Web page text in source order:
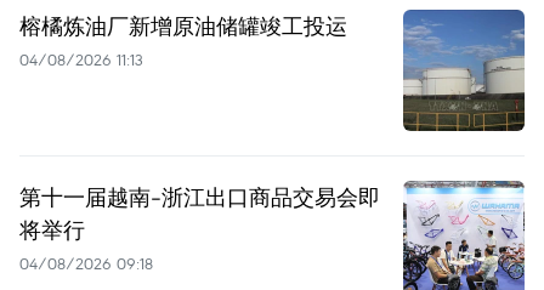
榕橘炼油厂新增原油储罐竣工投运
04/08/2026 11:13
第十一届越南-浙江出口商品交易会即
将举行
04/08/2026 09:18